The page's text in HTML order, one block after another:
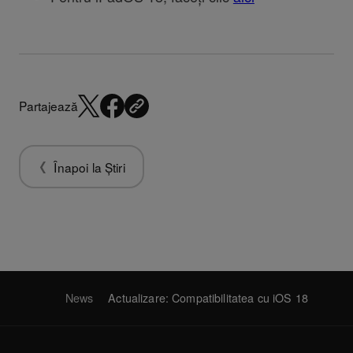
Partajează
Înapoi la Știri
News Actualizare: Compatibilitatea cu iOS 18